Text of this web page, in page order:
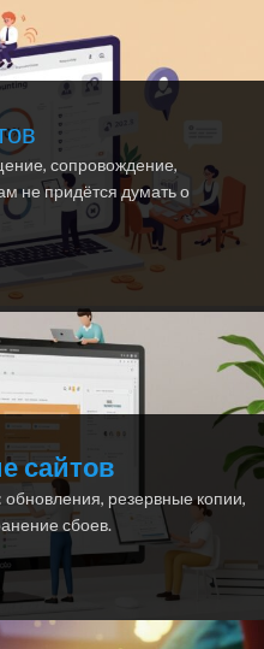
сопровождение,
не придётся думать о
сайтов
резервные копии,
сбоев.